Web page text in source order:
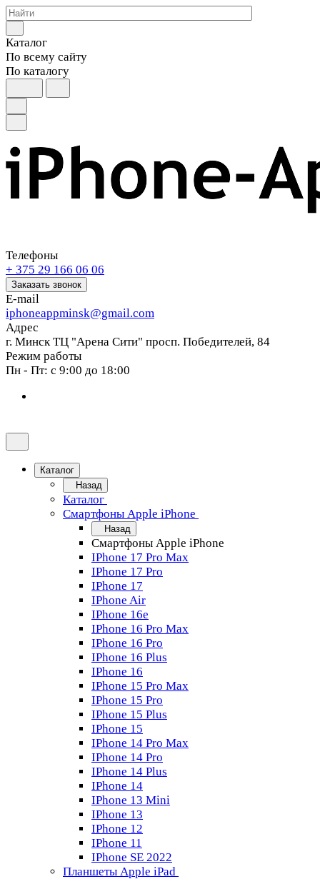
Каталог
По всему сайту
По каталогу
Телефоны
+ 375 29 166 06 06
Заказать звонок
E-mail
iphoneappminsk@gmail.com
Адрес
г. Минск ТЦ "Арена Сити" просп. Победителей, 84
Режим работы
Пн - Пт: с 9:00 до 18:00
Каталог
Назад
Каталог
Смартфоны Apple iPhone
Назад
Смартфоны Apple iPhone
IPhone 17 Pro Max
IPhone 17 Pro
IPhone 17
IPhone Air
IPhone 16e
IPhone 16 Pro Max
IPhone 16 Pro
IPhone 16 Plus
IPhone 16
IPhone 15 Pro Max
IPhone 15 Pro
IPhone 15 Plus
IPhone 15
IPhone 14 Pro Max
IPhone 14 Pro
IPhone 14 Plus
IPhone 14
IPhone 13 Mini
IPhone 13
IPhone 12
IPhone 11
IPhone SE 2022
Планшеты Apple iPad